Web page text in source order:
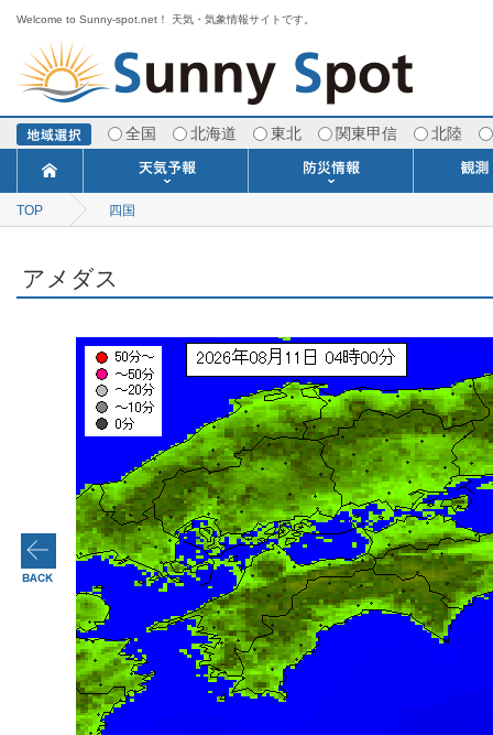
Welcome to Sunny-spot.net！ 天気・気象情報サイトです。
全国 北海道 東北 関東甲信 北陸
今日明日の天気
寒・暖候期予報
TOP 四国
アメダス